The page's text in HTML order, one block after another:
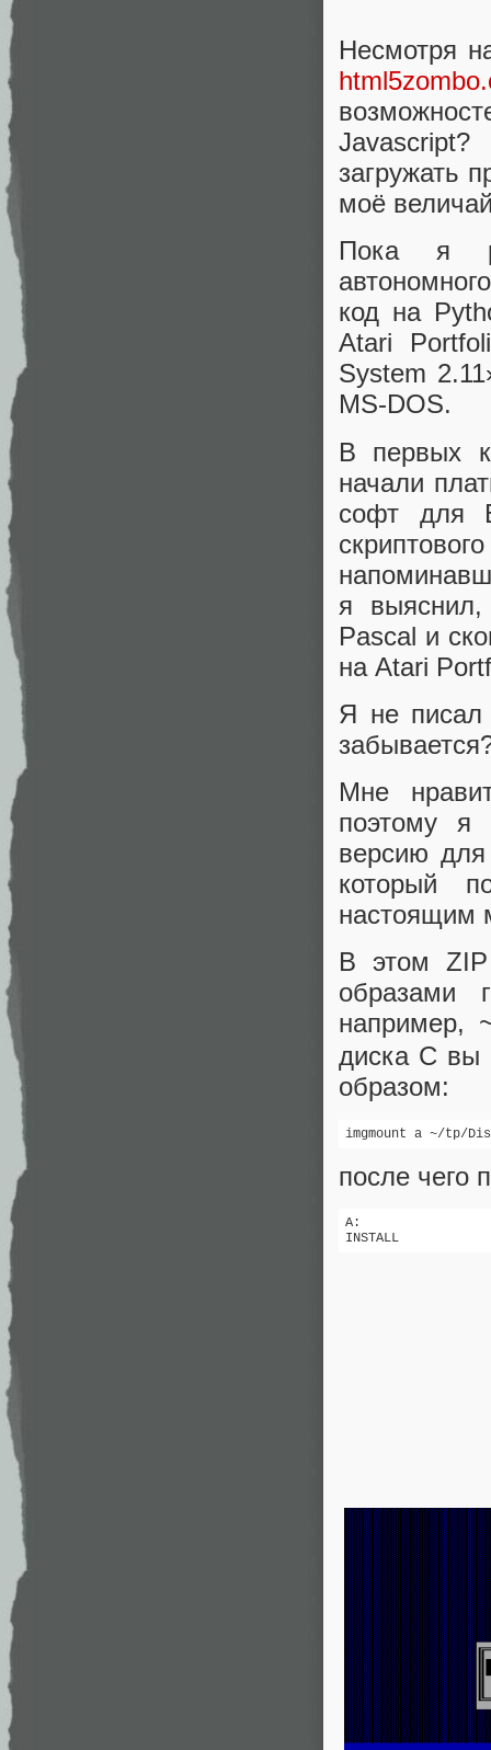
Несмотря
загружать
моё
Пока я
код на
Atari
System
MS-DOS.
В первых
начали
софт для
я
Pascal и
на Atari
Я не писал
Мне
поэтому я
версию
который
настоящим
В этом
образами
например,
диска C вы
образом:
imgmount a ~/tp/
после чего
A:
INSTALL